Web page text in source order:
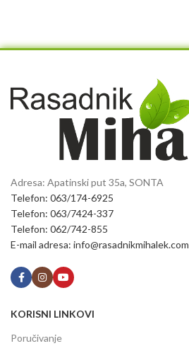
Adresa: Apatinski put 35a, SONTA
Telefon: 063/174-6925
Telefon: 063/7424-337
Telefon: 062/742-855
E-mail adresa: info@rasadnikmihalek.com
KORISNI LINKOVI
Poručivanje